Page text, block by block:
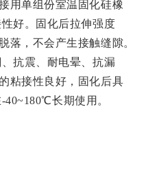
用单组份室温固化硅橡
好。固化后拉伸强度
落，不会产生接触缝隙。
抗震、耐电晕、抗漏
粘接性良好，固化后具
长期使用。